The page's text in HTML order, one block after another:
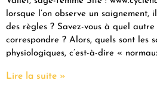
lorsque l’on observe un saignement,
des règles ? Savez-vous à quel
correspondre ? Alors, quels sont les
physiologiques, c’est-à-dire «
Lire la suite »